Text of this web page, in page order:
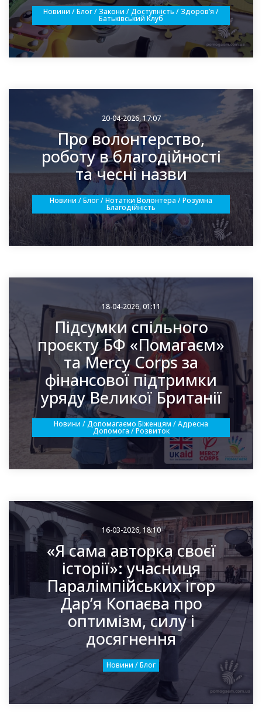
Новини / Блог / Закони / Доступність / Здоровʼя /
Батьківський Клуб
20-04-2026, 17:07
Про волонтерство,
роботу в благодійності
та чесні назви
Новини / Блог / Нотатки Волонтера / Розумна
Благодійність
18-04-2026, 01:11
Підсумки спільного
проєкту БФ «Помагаєм»
та Mercy Corps за
фінансової підтримки
уряду Великої Британії
Новини / Допомагаємо Біженцям / Адресна
Допомога / Розвиток
16-03-2026, 18:10
«Я сама авторка своєї
історії»: учасниця
Паралімпійських ігор
Дар’я Копаєва про
оптимізм, силу і
досягнення
Новини / Блог